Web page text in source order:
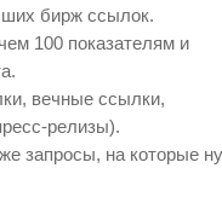
бирж ссылок.
100 показателям и
вечные ссылки,
релизы).
запросы, на которые